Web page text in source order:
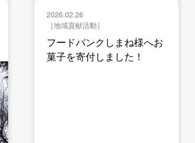
2026.02.26
［地域貢献活動］
フードバンクしまね様へお
菓子を寄付しました！